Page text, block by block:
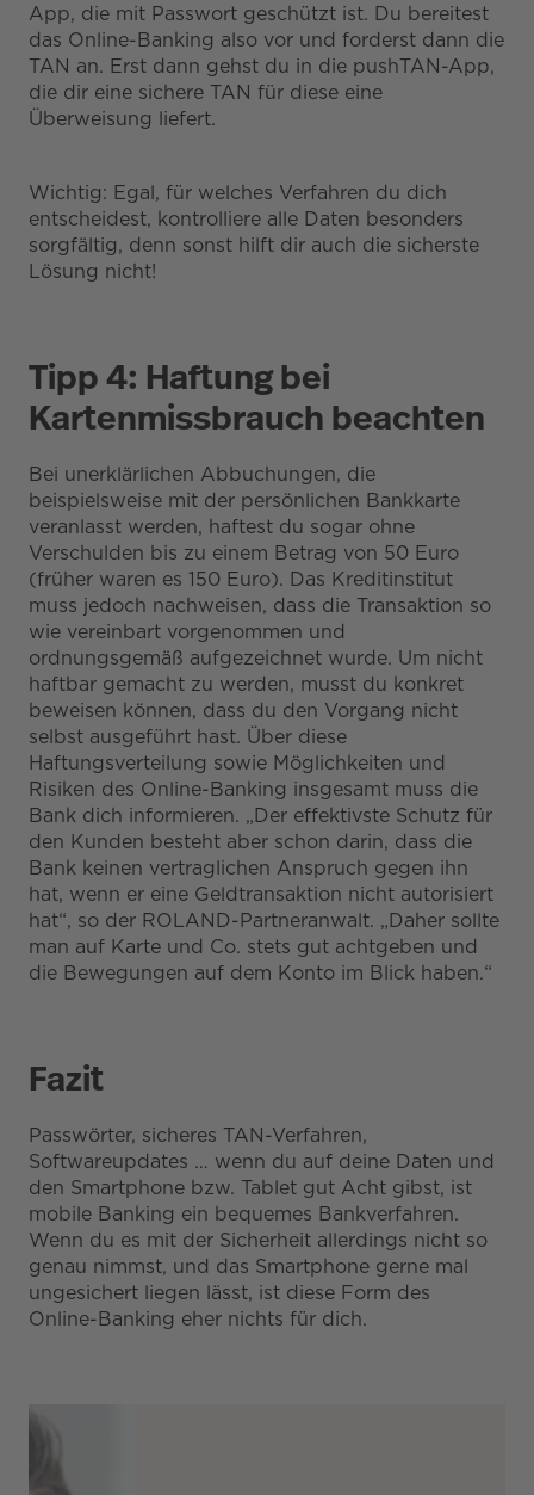
App, die mit Passwort geschützt ist. Du bereitest
das Online-Banking also vor und forderst dann die
TAN an. Erst dann gehst du in die pushTAN-App,
die dir eine sichere TAN für diese eine
Überweisung liefert.
Wichtig: Egal, für welches Verfahren du dich
entscheidest, kontrolliere alle Daten besonders
sorgfältig, denn sonst hilft dir auch die sicherste
Lösung nicht!
Tipp 4: Haftung bei
Kartenmissbrauch beachten
Bei unerklärlichen Abbuchungen, die
beispielsweise mit der persönlichen Bankkarte
veranlasst werden, haftest du sogar ohne
Verschulden bis zu einem Betrag von 50 Euro
(früher waren es 150 Euro). Das Kreditinstitut
muss jedoch nachweisen, dass die Transaktion so
wie vereinbart vorgenommen und
ordnungsgemäß aufgezeichnet wurde. Um nicht
haftbar gemacht zu werden, musst du konkret
beweisen können, dass du den Vorgang nicht
selbst ausgeführt hast. Über diese
Haftungsverteilung sowie Möglichkeiten und
Risiken des Online-Banking insgesamt muss die
Bank dich informieren. „Der effektivste Schutz für
den Kunden besteht aber schon darin, dass die
Bank keinen vertraglichen Anspruch gegen ihn
hat, wenn er eine Geldtransaktion nicht autorisiert
hat“, so der ROLAND-Partneranwalt. „Daher sollte
man auf Karte und Co. stets gut achtgeben und
die Bewegungen auf dem Konto im Blick haben.“
Fazit
Passwörter, sicheres TAN-Verfahren,
Softwareupdates … wenn du auf deine Daten und
den Smartphone bzw. Tablet gut Acht gibst, ist
mobile Banking ein bequemes Bankverfahren.
Wenn du es mit der Sicherheit allerdings nicht so
genau nimmst, und das Smartphone gerne mal
ungesichert liegen lässt, ist diese Form des
Online-Banking eher nichts für dich.